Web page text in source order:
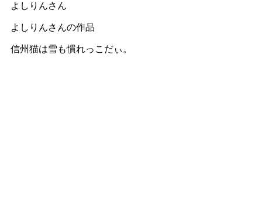
よしりんさん
よしりんさんの作品
信州猫は雪も慣れっこだぃ。